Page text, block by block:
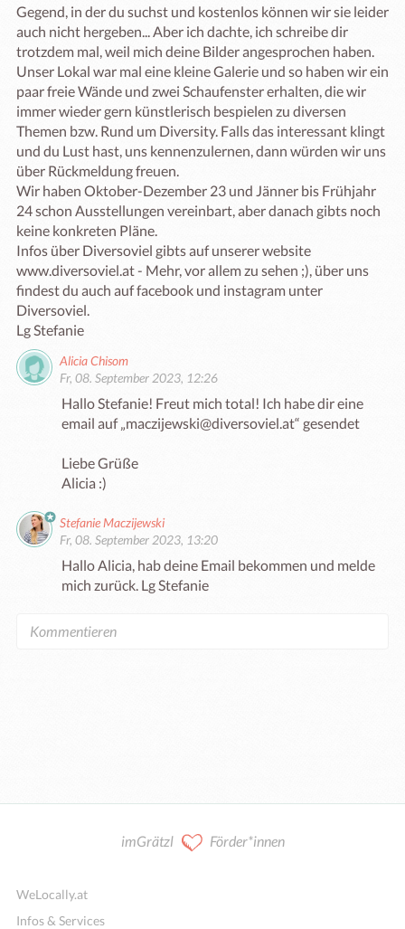
Gegend, in der du suchst und kostenlos können wir sie leider
auch nicht hergeben... Aber ich dachte, ich schreibe dir
trotzdem mal, weil mich deine Bilder angesprochen haben.
Unser Lokal war mal eine kleine Galerie und so haben wir ein
paar freie Wände und zwei Schaufenster erhalten, die wir
immer wieder gern künstlerisch bespielen zu diversen
Themen bzw. Rund um Diversity. Falls das interessant klingt
und du Lust hast, uns kennenzulernen, dann würden wir uns
über Rückmeldung freuen.
Wir haben Oktober-Dezember 23 und Jänner bis Frühjahr
24 schon Ausstellungen vereinbart, aber danach gibts noch
keine konkreten Pläne.
Infos über Diversoviel gibts auf unserer website
www.diversoviel.at - Mehr, vor allem zu sehen ;), über uns
findest du auch auf facebook und instagram unter
Diversoviel.
Lg Stefanie
Alicia Chisom
Fr, 08. September 2023, 12:26
Hallo Stefanie! Freut mich total! Ich habe dir eine
email auf „maczijewski@diversoviel.at“ gesendet
Liebe Grüße
Alicia :)
Stefanie Maczijewski
Fr, 08. September 2023, 13:20
Hallo Alicia, hab deine Email bekommen und melde
imGrätzl Förder*innen
WeLocally.at
Infos & Services